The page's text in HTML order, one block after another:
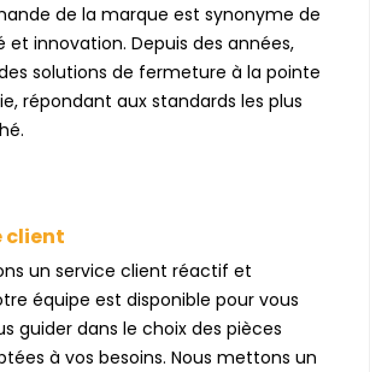
de la marque est synonyme de
et innovation. Depuis des années,
solutions de fermeture à la pointe
répondant aux standards les plus
client
un service client réactif et
équipe est disponible pour vous
guider dans le choix des pièces
à vos besoins. Nous mettons un